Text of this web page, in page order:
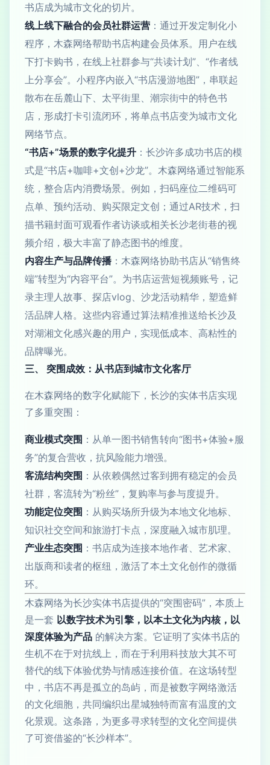
书店成为城市文化的切片。
线上线下融合的会员社群运营 ：通过开发定制化小
程序，木森网络帮助书店构建会员体系。用户在线
下打卡购书，在线上社群参与“共读计划”、“作者线
上分享会”。小程序内嵌入“书店漫游地图”，串联起
散布在岳麓山下、太平街里、潮宗街中的特色书
店，形成打卡引流闭环，将单点书店变为城市文化
网络节点。
“书店+”场景的数字化提升 ：长沙许多成功书店的模
式是“书店+咖啡+文创+沙龙”。木森网络通过智能系
统，整合店内消费场景。例如，扫码座位二维码可
点单、预约活动、购买限定文创；通过AR技术，扫
描书籍封面可观看作者访谈或相关长沙老街巷的视
频介绍，极大丰富了静态图书的维度。
内容生产与品牌传播 ：木森网络协助书店从“销售终
端”转型为“内容平台”。为书店运营短视频账号，记
录主理人故事、探店vlog、沙龙活动精华，塑造鲜
活品牌人格。这些内容通过算法精准推送给长沙及
对湖湘文化感兴趣的用户，实现低成本、高粘性的
品牌曝光。
三、 突围成效：从书店到城市文化客厅
在木森网络的数字化赋能下，长沙的实体书店实现
了多重突围：
商业模式突围 ：从单一图书销售转向“图书+体验+服
务”的复合营收，抗风险能力增强。
客流结构突围 ：从依赖偶然过客到拥有稳定的会员
社群，客流转为“粉丝”，复购率与参与度提升。
功能定位突围 ：从购买场所升级为本地文化地标、
知识社交空间和旅游打卡点，深度融入城市肌理。
产业生态突围 ：书店成为连接本地作者、艺术家、
出版商和读者的枢纽，激活了本土文化创作的微循
环。
木森网络为长沙实体书店提供的“突围密码”，本质上
是一套 以数字技术为引擎，以本土文化为内核，以
深度体验为产品 的解决方案。它证明了实体书店的
生机不在于对抗线上，而在于利用科技放大其不可
替代的线下体验优势与情感连接价值。在这场转型
中，书店不再是孤立的岛屿，而是被数字网络激活
的文化细胞，共同编织出星城独特而富有温度的文
化景观。这条路，为更多寻求转型的文化空间提供
了可资借鉴的“长沙样本”。